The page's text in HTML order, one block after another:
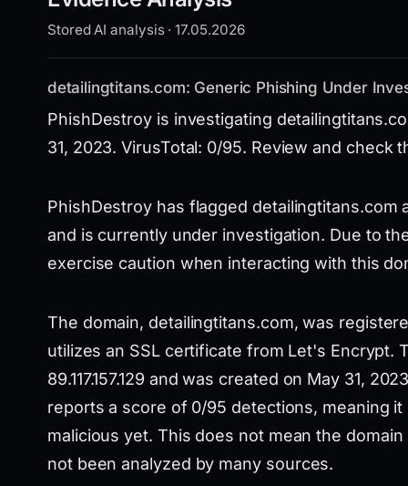
Stored AI analysis · 17.05.2026
detailingtitans.com: Generic Phishing Under
PhishDestroy is investigating
31, 2023. VirusTotal: 0/95. Review and check
PhishDestroy has flagged detailingtitans.com
and is currently under investigation. Due to
exercise caution when interacting with this
The domain, detailingtitans.com, was
utilizes an SSL certificate from Let's Encrypt.
89.117.157.129 and was created on May 31,
reports a score of 0/95 detections, meaning
malicious yet. This does not mean the
not been analyzed by many sources.